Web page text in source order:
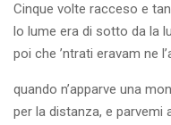
Cinque volte racceso e
lo lume era di sotto da la
poi che ’ntrati eravam ne
quando n’apparve una
per la distanza, e parvemi